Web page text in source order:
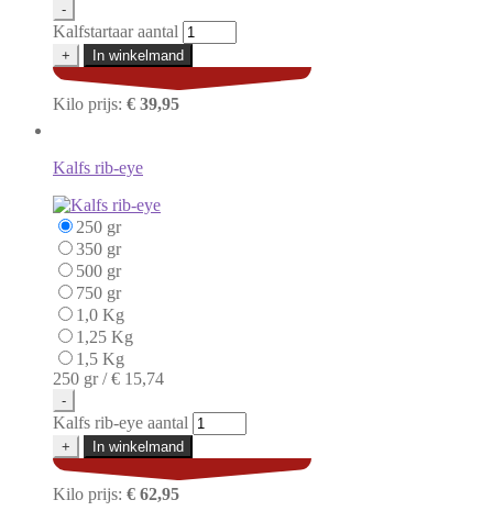
-
Kalfstartaar aantal
+ In winkelmand
Kilo prijs: € 39,95
Kalfs rib-eye
250 gr
350 gr
500 gr
750 gr
1,0 Kg
1,25 Kg
1,5 Kg
250 gr /€ 15,74
-
Kalfs rib-eye aantal
+ In winkelmand
Kilo prijs: € 62,95